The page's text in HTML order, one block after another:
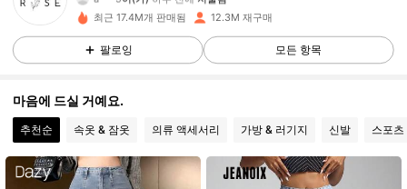
다음10분 전에
4.86 1.8M 팔로워
4.86
4.86 1.8M 팔로워
최근 17.4M개 판매됨 12.3M 재구매
팔로잉 모든 항목
마음에 드실 거예요.
추천순 속옷 & 잠옷 의류 액세서리 가방 & 러기지 신발 스포